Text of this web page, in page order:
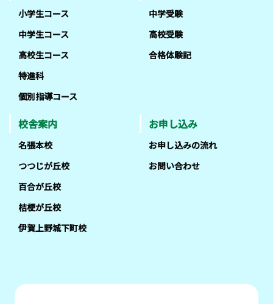
小学生コース
中学生コース
高校生コース
特進科
個別指導コース
中学受験
高校受験
合格体験記
校舎案内
名張本校
つつじが丘校
百合が丘校
桔梗が丘校
伊賀上野城下町校
お申し込み
お申し込みの流れ
お問い合わせ